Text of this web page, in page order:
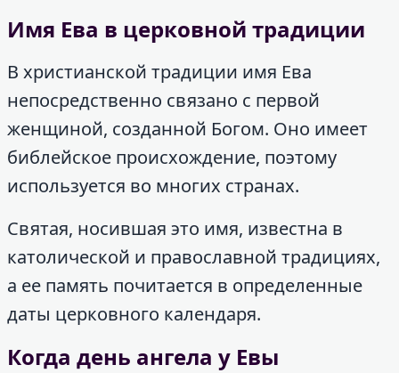
Имя Ева в церковной традиции
В христианской традиции имя Ева
непосредственно связано с первой
женщиной, созданной Богом. Оно имеет
библейское происхождение, поэтому
используется во многих странах.
Святая, носившая это имя, известна в
католической и православной традициях,
а ее память почитается в определенные
даты церковного календаря.
Когда день ангела у Евы